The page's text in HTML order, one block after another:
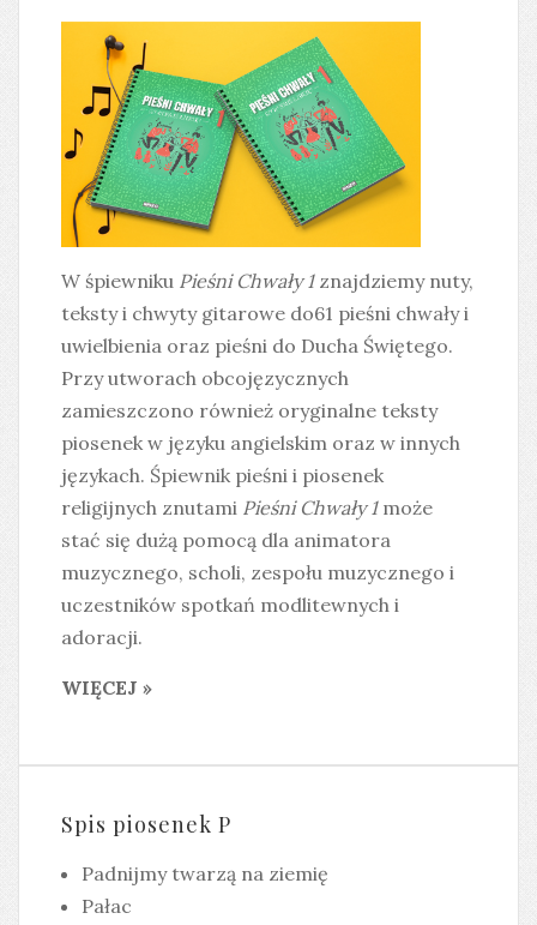
W śpiewniku Pieśni Chwały 1znajdziemy nuty,
teksty i chwyty gitarowe do61 pieśni chwały i
uwielbienia oraz pieśni do Ducha Świętego.
Przy utworach obcojęzycznych
zamieszczono również oryginalne teksty
piosenek w języku angielskim oraz w innych
językach. Śpiewnik pieśni i piosenek
religijnych znutami Pieśni Chwały 1może
stać się dużą pomocą dla animatora
muzycznego, scholi, zespołu muzycznego i
uczestników spotkań modlitewnych i
adoracji.
WIĘCEJ »
Spis piosenek P
Padnijmy twarzą na ziemię
Pałac